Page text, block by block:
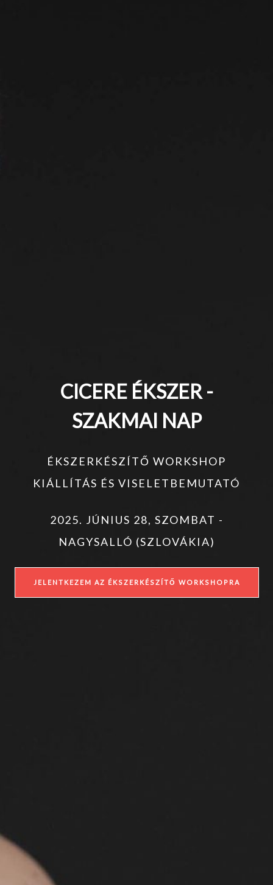
CICERE ÉKSZER -
SZAKMAI NAP
ÉKSZERKÉSZÍTŐ WORKSHOP
KIÁLLÍTÁS ÉS VISELETBEMUTATÓ
2025. JÚNIUS 28, SZOMBAT -
NAGYSALLÓ (SZLOVÁKIA)
JELENTKEZEM AZ ÉKSZERKÉSZÍTŐ WORKSHOPRA